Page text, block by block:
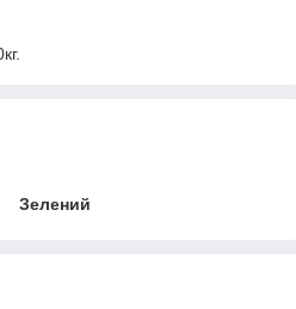
Зелений